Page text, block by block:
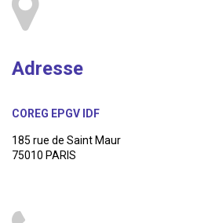
Adresse
COREG EPGV IDF
185 rue de Saint Maur
75010 PARIS